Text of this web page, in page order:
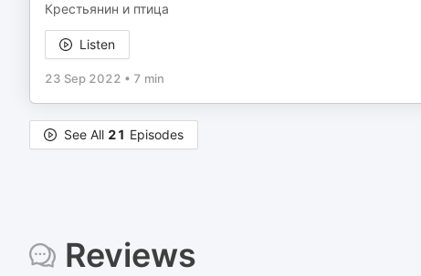
Крестьянин и птица
Listen
23 Sep 2022 • 7 min
See All 21 Episodes
Reviews